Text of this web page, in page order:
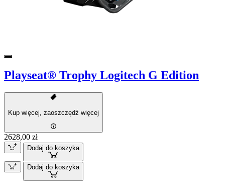
Playseat® Trophy Logitech G Edition
Kup więcej, zaoszczędź więcej
2628,00 zł
Dodaj do koszyka
Dodaj do koszyka